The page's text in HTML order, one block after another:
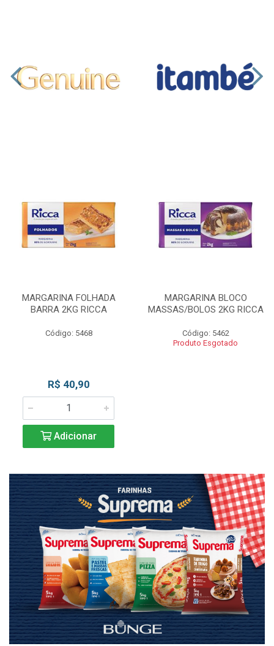
MARGARINA FOLHADA
BARRA 2KG RICCA
Código: 5468
R$ 40,90
Adicionar
MARGARINA BLOCO
MASSAS/BOLOS 2KG RICCA
Código: 5462
Produto Esgotado